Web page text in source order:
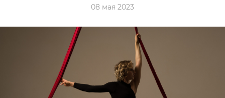
08 мая 2023